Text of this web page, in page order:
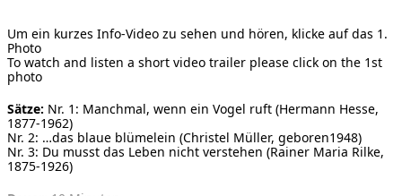
Um ein kurzes Info-Video zu sehen und hören, klicke auf das 1.
Photo
To watch and listen a short video trailer please click on the 1st
photo
Sätze: Nr. 1: Manchmal, wenn ein Vogel ruft (Hermann Hesse,
1877-1962)
Nr. 2: …das blaue blümelein (Christel Müller, geboren1948)
Nr. 3: Du musst das Leben nicht verstehen (Rainer Maria Rilke,
1875-1926)